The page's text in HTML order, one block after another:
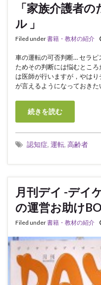
「家族介護者
ル 」
Filed under書籍・教材の紹介
車の運転の可否判断… セラ
ためその判断には悩むとこ
は医師が行いますが，やは
が言えるようになっておき
続きを読む
認知症, 運転, 高齢者
月刊デイ -デイ
の運営お助け
Filed under書籍・教材の紹介